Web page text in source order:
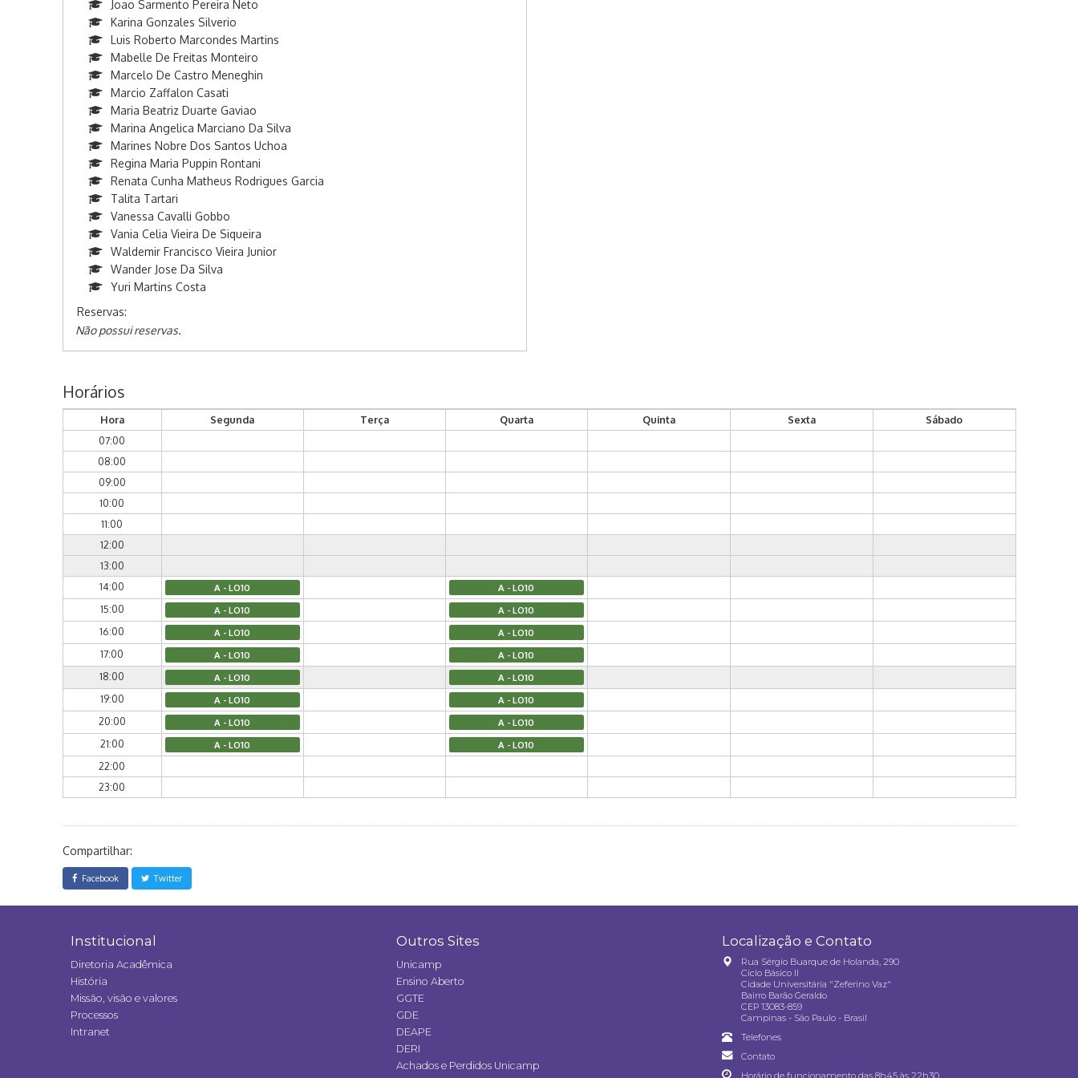
Joao Sarmento Pereira Neto
Karina Gonzales Silverio
Luis Roberto Marcondes Martins
Mabelle De Freitas Monteiro
Marcelo De Castro Meneghin
Marcio Zaffalon Casati
Maria Beatriz Duarte Gaviao
Marina Angelica Marciano Da Silva
Marines Nobre Dos Santos Uchoa
Regina Maria Puppin Rontani
Renata Cunha Matheus Rodrigues Garcia
Talita Tartari
Vanessa Cavalli Gobbo
Vania Celia Vieira De Siqueira
Waldemir Francisco Vieira Junior
Wander Jose Da Silva
Yuri Martins Costa
Reservas:
Não possui reservas.
Horários
Hora Segunda Terça Quarta Quinta Sexta
Sábado
07:00
08:00
09:00
10:00
11:00
12:00
13:00
14:00
A - LO10 A - LO10
15:00 A - LO10 A - LO10
16:00 A - LO10 A - LO10
17:00 A - LO10 A - LO10
18:00 A - LO10 A - LO10
19:00 A - LO10 A - LO10
20:00 A - LO10 A - LO10
21:00 A - LO10 A - LO10
22:00
23:00
Compartilhar:
Facebook Twitter
Institucional
Diretoria Acadêmica
História
Missão, visão e valores
Processos
Intranet
Outros Sites
Unicamp
Ensino Aberto
GGTE
GDE
DEAPE
DERI
Achados e Perdidos Unicamp
Localização e Contato
Rua Sérgio Buarque de Holanda, 290
Ciclo Básico II
Cidade Universitária "Zeferino Vaz"
Bairro Barão Geraldo
CEP 13083-859
Campinas - São Paulo - Brasil
Telefones
Contato